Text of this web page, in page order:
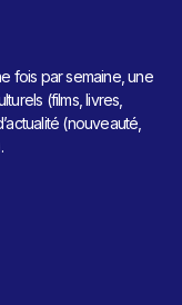
fois par semaine, une
(films, livres,
(nouveauté,